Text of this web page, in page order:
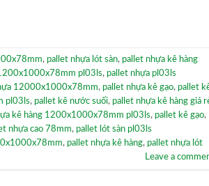
, pallet nhựa lót sàn, pallet nhựa kê hàng
pl03ls, pallet nhựa pl03ls
12000x1000x78mm, pallet nhựa kê gạo, pallet
pl03ls, pallet kê nước suối, pallet nhựa kê hàng giá
kê hàng 1200x1000x78mm pl03ls, pallet kê gạo,
nhựa cao 78mm, pallet lót sàn pl03ls
, pallet nhựa kê hàng, pallet nhựa lót
Leave a